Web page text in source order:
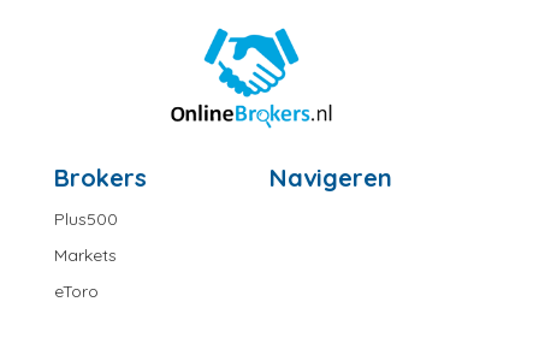
Brokers
Plus500
Markets
eToro
Navigeren